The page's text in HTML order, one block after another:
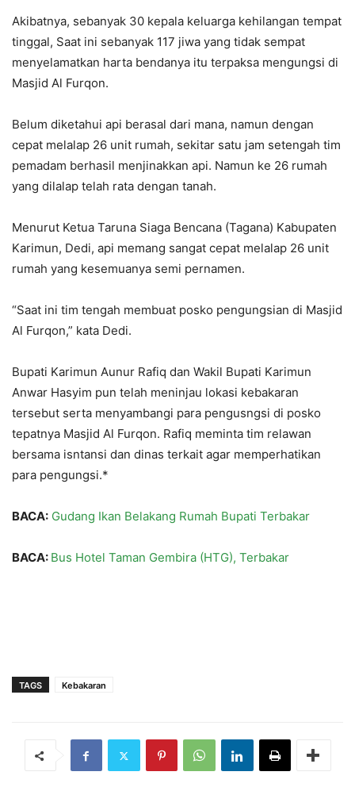
Akibatnya, sebanyak 30 kepala keluarga kehilangan tempat
tinggal, Saat ini sebanyak 117 jiwa yang tidak sempat
menyelamatkan harta bendanya itu terpaksa mengungsi di
Masjid Al Furqon.
Belum diketahui api berasal dari mana, namun dengan
cepat melalap 26 unit rumah, sekitar satu jam setengah tim
pemadam berhasil menjinakkan api. Namun ke 26 rumah
yang dilalap telah rata dengan tanah.
Menurut Ketua Taruna Siaga Bencana (Tagana) Kabupaten
Karimun, Dedi, api memang sangat cepat melalap 26 unit
rumah yang kesemuanya semi pernamen.
“Saat ini tim tengah membuat posko pengungsian di Masjid
Al Furqon,” kata Dedi.
Bupati Karimun Aunur Rafiq dan Wakil Bupati Karimun
Anwar Hasyim pun telah meninjau lokasi kebakaran
tersebut serta menyambangi para pengusngsi di posko
tepatnya Masjid Al Furqon. Rafiq meminta tim relawan
bersama isntansi dan dinas terkait agar memperhatikan
para pengungsi.*
BACA: Gudang Ikan Belakang Rumah Bupati Terbakar
BACA: Bus Hotel Taman Gembira (HTG), Terbakar
TAGS Kebakaran